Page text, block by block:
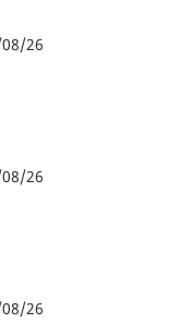
26
26
26